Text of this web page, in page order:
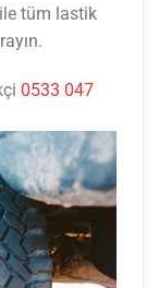
tüm lastik
0533 047